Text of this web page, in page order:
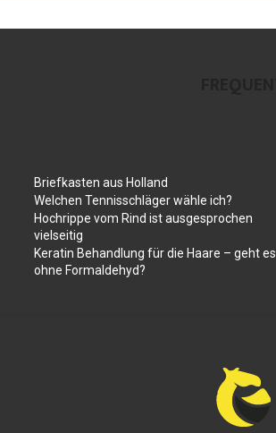
Briefkasten aus Holland
Welchen Tennisschläger wähle ich?
Hochrippe vom Rind ist ausgesprochen
vielseitig
Keratin Behandlung für die Haare – geht es
ohne Formaldehyd?